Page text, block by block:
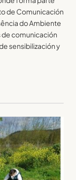
de Comunicación
do Ambiente
de comunicación
sensibilización y